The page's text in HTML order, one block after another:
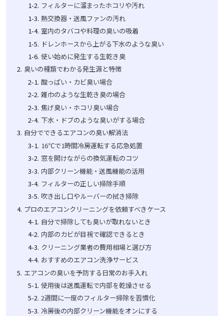
フィルターに溜まったホコリや汚れ
熱交換器・送風ファンの汚れ
室内のタバコや料理の臭いの吸着
ドレンホースから上がる下水のような臭い
使い始めに発生する生乾き臭
臭いの種類でわかる発生源と特徴
酸っぱい・カビ臭い場合
雑巾のような生乾き臭の場合
焦げ臭い・ホコリ臭い場合
下水・ドブのような臭いがする場合
自分でできるエアコンの臭い解消法
16℃で1時間冷房運転する応急処置
窓を開けながらの換気運転のコツ
内部クリーン機能・送風機能の活用
フィルターの正しい掃除手順
吹き出し口やルーバーの拭き掃除
プロのエアコンクリーニングを依頼すべきケース
自分で掃除しても臭いが取れないとき
内部のカビが目視で確認できるとき
クリーニング業者の費用相場と選び方
おすすめのエアコン洗浄サービス
エアコンの臭いを予防する日常のお手入れ
使用後は送風運転で内部を乾燥させる
2週間に一度のフィルター掃除を習慣化
冷房後の内部クリーン機能をオンにする